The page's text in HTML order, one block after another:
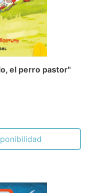
el perro pastor"